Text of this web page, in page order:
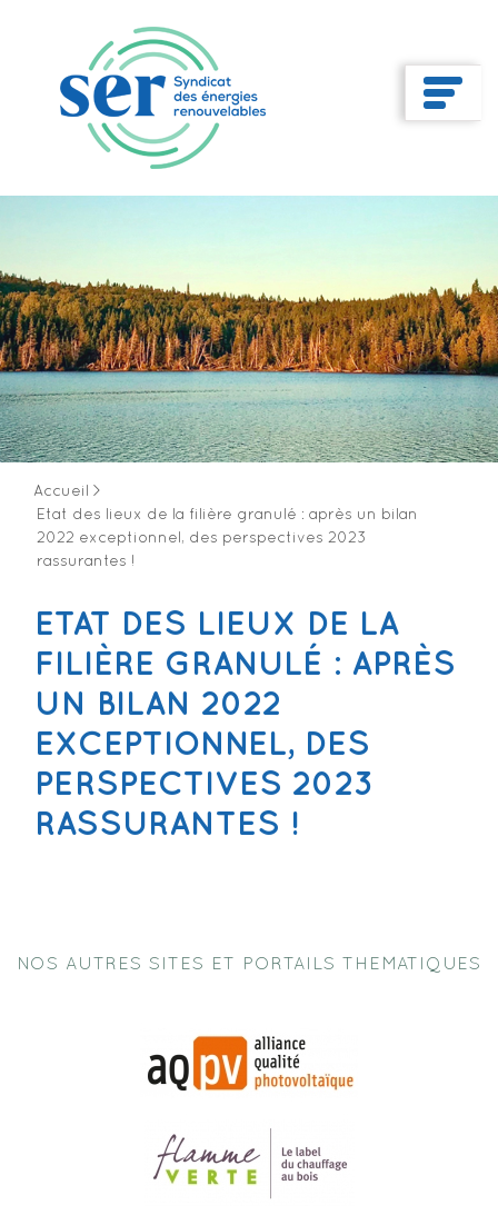
Accueil
>
Etat des lieux de la filière granulé : après un bilan
2022 exceptionnel, des perspectives 2023
rassurantes !
ETAT DES LIEUX DE LA
FILIÈRE GRANULÉ : APRÈS
UN BILAN 2022
EXCEPTIONNEL, DES
PERSPECTIVES 2023
RASSURANTES !
NOS AUTRES SITES ET PORTAILS THEMATIQUES